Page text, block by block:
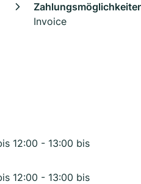
Invoice
12:00 - 13:00 bis
12:00 - 13:00 bis